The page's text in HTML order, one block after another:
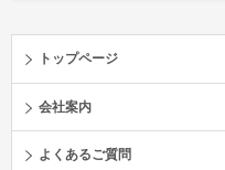
トップページ
会社案内
よくあるご質問